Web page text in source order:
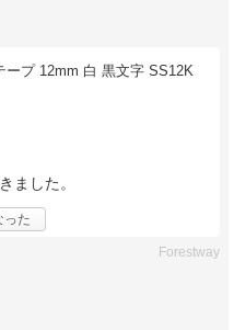
ープ 12mm 白 黒文字 SS12K
ました。
った
Forestway